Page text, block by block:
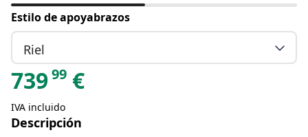
Estilo de apoyabrazos
Riel
73999 €
IVA incluido
Descripción